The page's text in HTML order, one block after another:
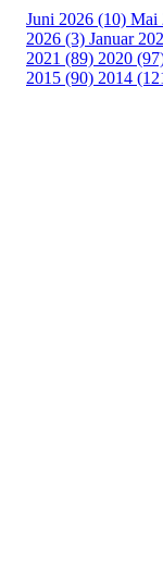
Juni 2026 (10) Mai
2026 (3) Januar
2021 (89) 2020
2015 (90) 2014